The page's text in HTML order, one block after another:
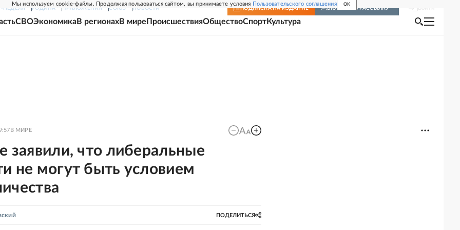
Мы используем cookie-файлы. Продолжая пользоваться сайтом, вы принимаете условия Пользовательского соглашения OK
НЕДЕЛЯ РОДИНА ПРИЛОЖЕНИЯ СОЮЗ НОВОСТИ ПОДПИСКА НА ИЗДАНИЕ ВКЛЮЧИТЬ РАССЫЛКУ
СВОЭкономикаВ регионахВ мире ПроисшествияОбществоСпортКультура
В МИРЕ
заявили, что либеральные
не могут быть условием
ПОДЕЛИТЬСЯ